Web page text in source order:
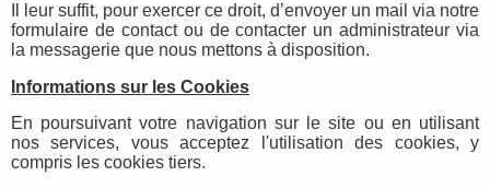
Il leur suffit, pour exercer ce droit, d’envoyer un mail via notre
formulaire de contact ou de contacter un administrateur via
la messagerie que nous mettons à disposition.
Informations sur les Cookies
En poursuivant votre navigation sur le site ou en utilisant
nos services, vous acceptez l'utilisation des cookies, y
compris les cookies tiers.